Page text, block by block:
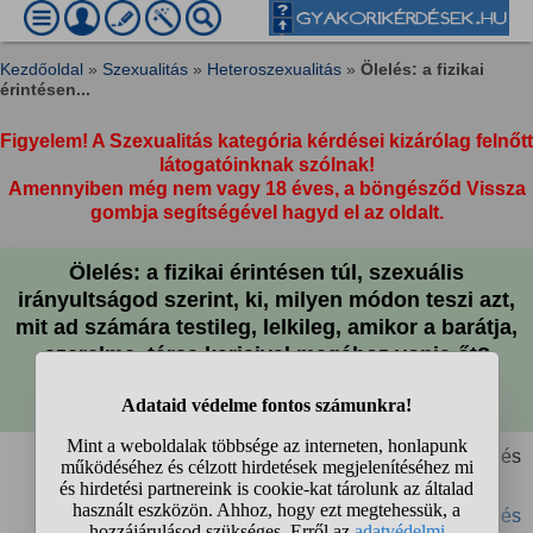
Kezdőoldal » Szexualitás » Heteroszexualitás » Ölelés: a fizikai
érintésen...
Figyelem! A Szexualitás kategória kérdései kizárólag felnőtt
látogatóinknak szólnak!
Amennyiben még nem vagy 18 éves, a böngésződ Vissza
gombja segítségével hagyd el az oldalt.
Ölelés: a fizikai érintésen túl, szexuális
irányultságod szerint, ki, milyen módon teszi azt,
mit ad számára testileg, lelkileg, amikor a barátja,
szerelme, társa karjaival magához vonja őt?
Eleonóra
Figyelt kérdés
#ölelés